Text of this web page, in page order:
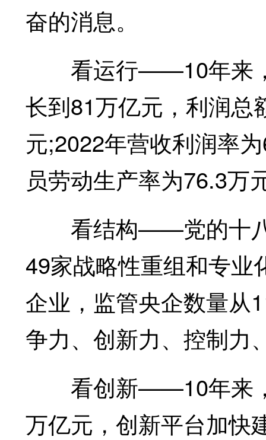
奋的消息。
看运行——10年来，
长到81万亿元，利润总
元;2022年营收利润率
员劳动生产率为76.3万
看结构——党的十八
49家战略性重组和专业
企业，监管央企数量从
争力、创新力、控制力
看创新——10年来，
万亿元，创新平台加快